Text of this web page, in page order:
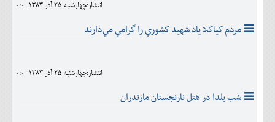
انتشار:چهارشنبه 25 آذر 1383-0:0
مردم كياكلا ياد شهيد كشوري را گرامي مي‌دارند
انتشار:چهارشنبه 25 آذر 1383-0:0
شب يلدا در هتل نارنجستان مازندران